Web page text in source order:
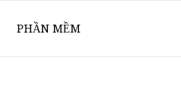
PHẦN MỀM